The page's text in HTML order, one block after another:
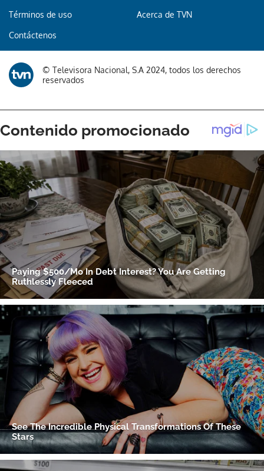
Términos de uso Acerca de TVN
Contáctenos
© Televisora Nacional, S.A 2024, todos los derechos
reservados